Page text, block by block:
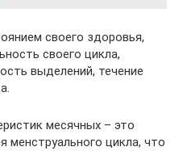
своего здоровья,
своего цикла,
выделений, течение
месячных – это
менструального цикла, что